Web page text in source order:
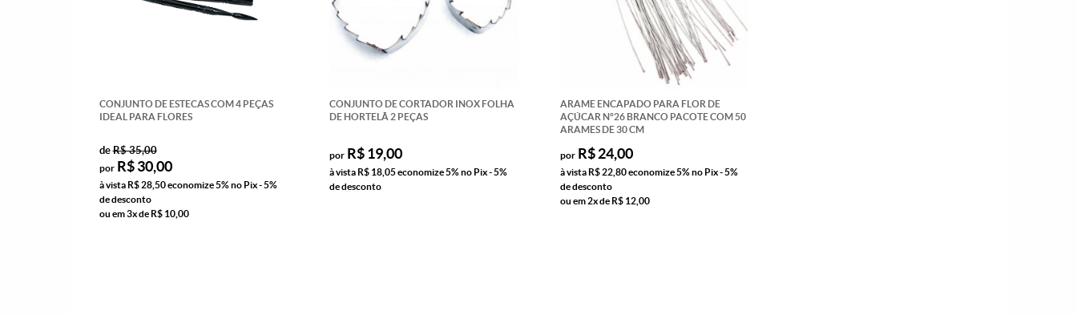
CONJUNTO DE ESTECAS COM 4 PEÇAS
IDEAL PARA FLORES
de R$ 35,00
por R$ 30,00
à vista R$ 28,50economize 5%no Pix - 5%
de desconto
ou em3xde R$ 10,00
CONJUNTO DE CORTADOR INOX FOLHA
DE HORTELÃ 2 PEÇAS
por R$ 19,00
à vista R$ 18,05economize 5%no Pix - 5%
de desconto
ARAME ENCAPADO PARA FLOR DE
AÇÚCAR N°26 BRANCO PACOTE COM 50
ARAMES DE 30 CM
por R$ 24,00
à vista R$ 22,80economize 5%no Pix - 5%
de desconto
ou em2xde R$ 12,00